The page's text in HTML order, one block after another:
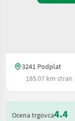
3241 Podplat
185.07 km stran
Ocena trgovca4.4